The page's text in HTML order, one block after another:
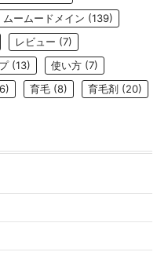
ムームードメイン (139)
レビュー (7)
(13) 使い方 (7)
育毛 (8) 育毛剤 (20)